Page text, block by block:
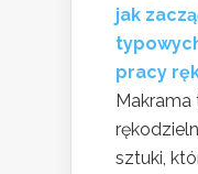
jak
pracy
Makrama
sztuki,